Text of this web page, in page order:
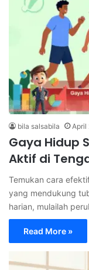
bila salsabila April
Gaya Hidup
Aktif di
Temukan cara
yang mendukung
harian, mulailah
Read More »